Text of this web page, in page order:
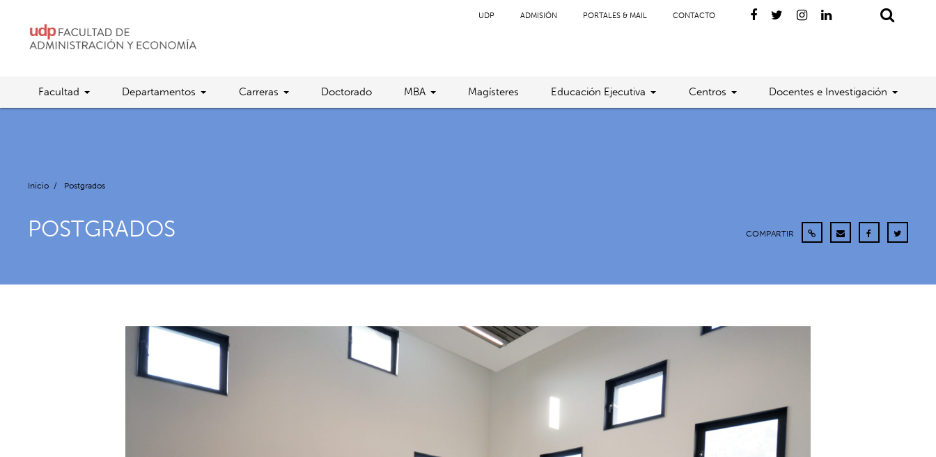
UDP ADMISIÓN PORTALES & MAIL CONTACTO
Facultad Departamentos Carreras Doctorado MBA Magísteres Educación Ejecutiva Centros Docentes e Investigación
Inicio / Postgrados
POSTGRADOS COMPARTIR